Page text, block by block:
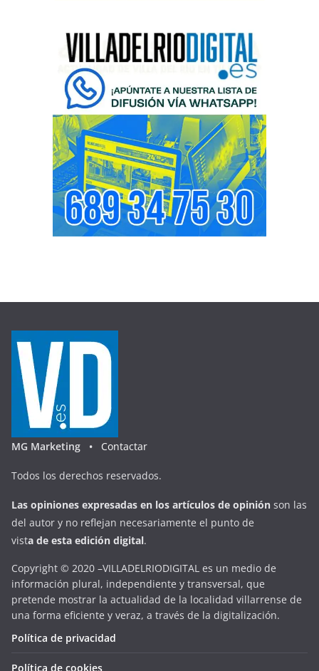
MG Marketing • Contactar
Todos los derechos reservados.
Las opiniones expresadas en los artículos de opinión son las
del autor y no reflejan necesariamente el punto de
vista de esta edición digital.
Copyright © 2020 –VILLADELRIODIGITAL es un medio de
información plural, independiente y transversal, que
pretende mostrar la actualidad de la localidad villarrense de
una forma eficiente y veraz, a través de la digitalización.
Política de privacidad
Política de cookies